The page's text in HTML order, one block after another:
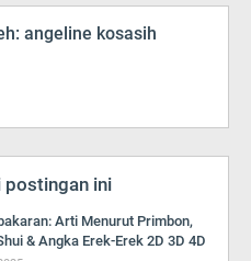
angeline kosasih
postingan ini
Arti Menurut Primbon,
& Angka Erek-Erek 2D 3D 4D